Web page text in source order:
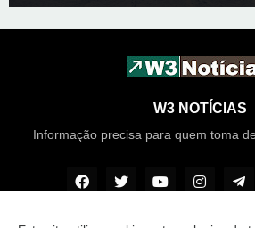
W3 NOTÍCIAS
Informação precisa para quem toma